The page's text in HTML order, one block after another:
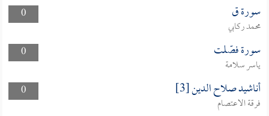
0
سورة ق
محمد ركابي
0
سورة فصّلت
ياسر سلامة
0
أناشيد صلاح الدين [3]
فرقة الاعتصام